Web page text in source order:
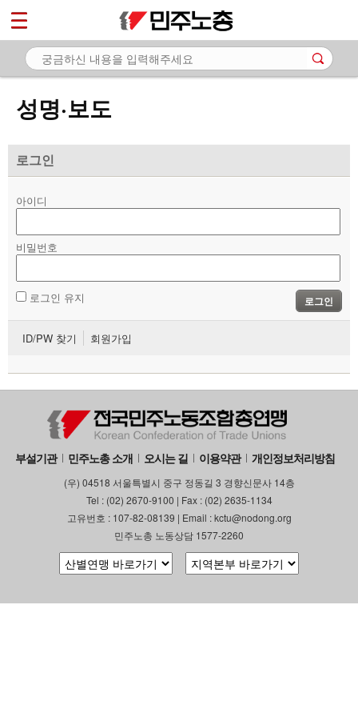
성명·보도
로그인
아이디
비밀번호
로그인 유지 로그인
ID/PW 찾기 회원가입
부설기관 민주노총 소개 오시는 길 이용약관 개인정보처리방침
(우) 04518 서울특별시 중구 정동길 3 경향신문사 14층
Tel : (02) 2670-9100 | Fax : (02) 2635-1134
고유번호 : 107-82-08139 | Email : kctu@nodong.org
민주노총 노동상담 1577-2260
마이페이지
소개
- 공지사항
- 성명·보도
자료
부설기관
업무